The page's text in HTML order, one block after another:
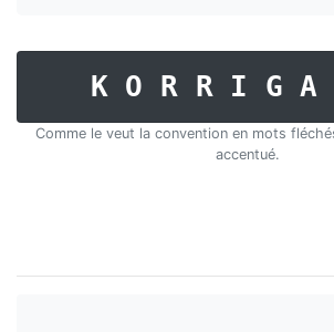
Comme le veut la convention en mots
accentué.